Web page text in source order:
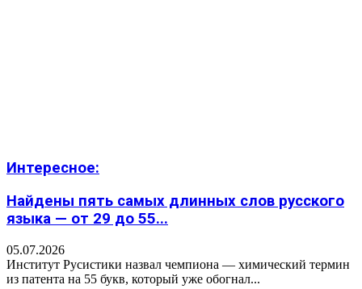
Интересное:
Найдены пять самых длинных слов русского
языка — от 29 до 55...
05.07.2026
Институт Русистики назвал чемпиона — химический термин
из патента на 55 букв, который уже обогнал...